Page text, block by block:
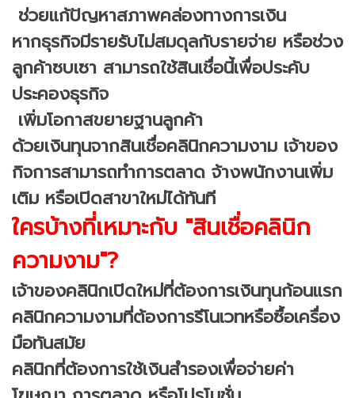
ช่วยแก้ปัญหาสภาพคล่องทางการเงิน
หากธุรกิจมีรายรับไม่สมดุลกับรายจ่าย หรือช่วง
ลูกค้าซบเซา สามารถใช้สินเชื่อนี้เพื่อประคับ
ประคองธุรกิจ
เพิ่มโอกาสขยายฐานลูกค้า
ด้วยเงินทุนจากสินเชื่อคลินิกความงาม เจ้าของ
กิจการสามารถทำการตลาด จ้างพนักงานเพิ่ม
เติม หรือเปิดสาขาใหม่ได้ทันที
ใครบ้างที่เหมาะกับ "สินเชื่อคลินิก
ความงาม"?
เจ้าของคลินิกเปิดใหม่ที่ต้องการเงินทุนก้อนแรก
คลินิกความงามที่ต้องการรีโนเวทหรือซื้อเครื่อง
มือทันสมัย
คลินิกที่ต้องการใช้เงินสำรองเพื่อจ่ายค่า